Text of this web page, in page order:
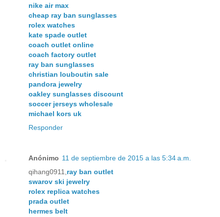
nike air max
cheap ray ban sunglasses
rolex watches
kate spade outlet
coach outlet online
coach factory outlet
ray ban sunglasses
christian louboutin sale
pandora jewelry
oakley sunglasses discount
soccer jerseys wholesale
michael kors uk
Responder
Anónimo 11 de septiembre de 2015 a las 5:34 a.m.
qihang0911, ray ban outlet
swarov ski jewelry
rolex replica watches
prada outlet
hermes belt